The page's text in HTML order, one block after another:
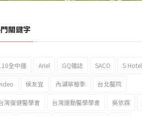
關鍵字
全中運 Ariel GQ雜誌 SACO S Hotel
侯友宜 內湖草莓季 台北醫院
灣復健醫學會 台灣運動醫學學會 吳依霖